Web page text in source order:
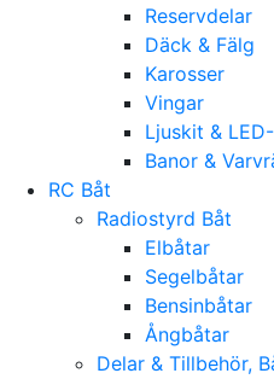
Reservdelar
Däck & Fälg
Karosser
Vingar
Ljuskit &
Banor &
RC Båt
Radiostyrd Båt
Elbåtar
Segelbåtar
Bensinbåtar
Ångbåtar
Delar & Tillbehör,